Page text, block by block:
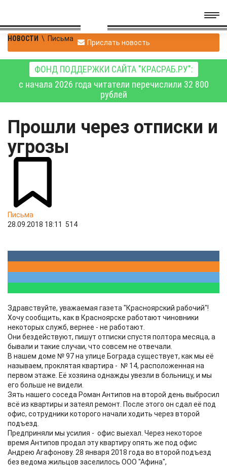
НОВОСТИ \ Письма Прислать новость
ФОНД ПОДДЕРЖКИ САЙТА "КРАСРАБ.РУ":
с начала 2026 года читатели перечислили 32 800
рублей
Прошли через отписки и
угрозы
Письма
28.09.2018 18:11
514
Здравствуйте, уважаемая газета "Красноярский рабочий"!
Хочу сообщить, как в Красноярске работают чиновники
некоторых служб, вернее - не работают.
Они бездействуют, пишут отписки спустя полтора месяца, а
бывали и такие случаи, что совсем не отвечали.
В нашем доме № 97 на улице Бограда существует, как мы её
называем, проклятая квартира - № 14, расположенная на
первом этаже. Её хозяина однажды увезли в больницу, и мы
его больше не видели.
Зять нашего соседа Роман Антипов на второй день выбросил
всё из квартиры и затеял ремонт. После этого он сдал её под
офис, сотрудники которого начали ходить через второй
подъезд.
Предприняли мы усилия - офис выехал. Через некоторое
время Антипов продал эту квартиру опять же под офис
Андрею Агафонову. 28 января 2018 года во второй подъезд
без ведома жильцов заселилось ООО "Афина",